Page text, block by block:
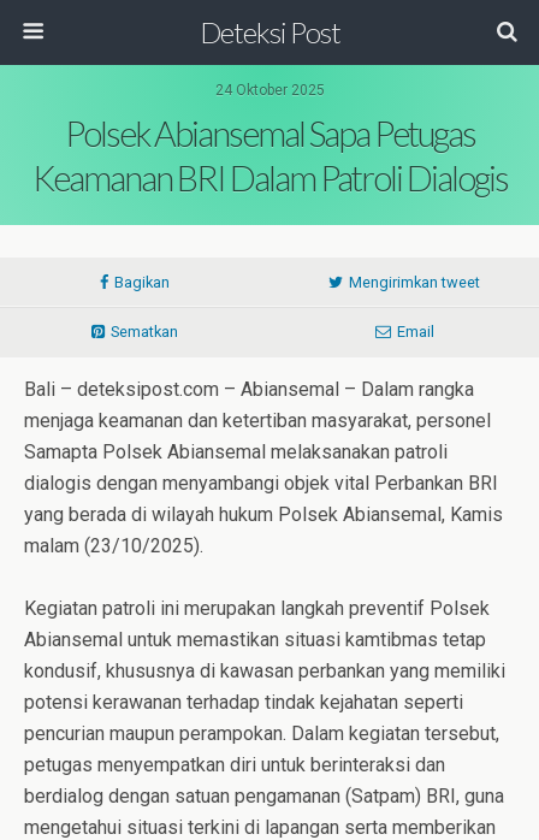
Deteksi Post
24 Oktober 2025
Polsek Abiansemal Sapa Petugas
Keamanan BRI Dalam Patroli Dialogis
Bagikan Mengirimkan tweet
Sematkan Email
Bali – deteksipost.com – Abiansemal – Dalam rangka
menjaga keamanan dan ketertiban masyarakat, personel
Samapta Polsek Abiansemal melaksanakan patroli
dialogis dengan menyambangi objek vital Perbankan BRI
yang berada di wilayah hukum Polsek Abiansemal, Kamis
malam (23/10/2025).
Kegiatan patroli ini merupakan langkah preventif Polsek
Abiansemal untuk memastikan situasi kamtibmas tetap
kondusif, khususnya di kawasan perbankan yang memiliki
potensi kerawanan terhadap tindak kejahatan seperti
pencurian maupun perampokan. Dalam kegiatan tersebut,
petugas menyempatkan diri untuk berinteraksi dan
berdialog dengan satuan pengamanan (Satpam) BRI, guna
mengetahui situasi terkini di lapangan serta memberikan